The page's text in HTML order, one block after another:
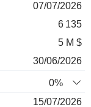
07/07/2026
6 135
5 M $
30/06/2026
0%
15/07/2026